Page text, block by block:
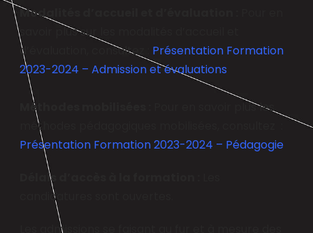
Modalités d’accueil et d’évaluation :
savoir plus sur les modalités d’accueil et
d’évaluation, consultez : Présentation Formation
2023-2024 – Admission et évaluations
Méthodes mobilisées :
Pour en savoir plus les
méthodes pédagogiques mobilisées, consultez :
Présentation Formation 2023-2024 – Pédagogie
Délais d’accès à la formation :
candidatures sont ouvertes.
Les admissions se faisant au fur et à mesure des